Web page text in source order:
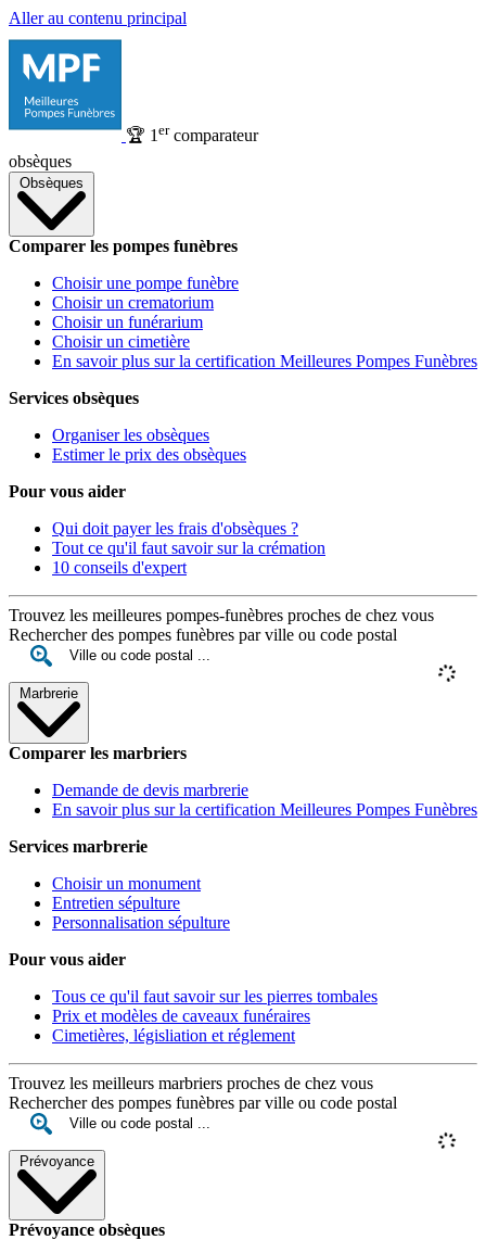
Aller au contenu principal
🏆 1 ercomparateur
obsèques
Obsèques
Comparer les pompes funèbres
Choisir une pompe funèbre
Choisir un crematorium
Choisir un funérarium
Choisir un cimetière
En savoir plus sur la certification Meilleures Pompes Funèbres
Services obsèques
Organiser les obsèques
Estimer le prix des obsèques
Pour vous aider
Qui doit payer les frais d'obsèques ?
Tout ce qu'il faut savoir sur la crémation
10 conseils d'expert
Trouvez les meilleures pompes-funèbres proches de chez vous
Rechercher des pompes funèbres par ville ou code postal
Marbrerie
Comparer les marbriers
Demande de devis marbrerie
En savoir plus sur la certification Meilleures Pompes Funèbres
Services marbrerie
Choisir un monument
Entretien sépulture
Personnalisation sépulture
Pour vous aider
Tous ce qu'il faut savoir sur les pierres tombales
Prix et modèles de caveaux funéraires
Cimetières, législiation et réglement
Trouvez les meilleurs marbriers proches de chez vous
Rechercher des pompes funèbres par ville ou code postal
Prévoyance
Prévoyance obsèques